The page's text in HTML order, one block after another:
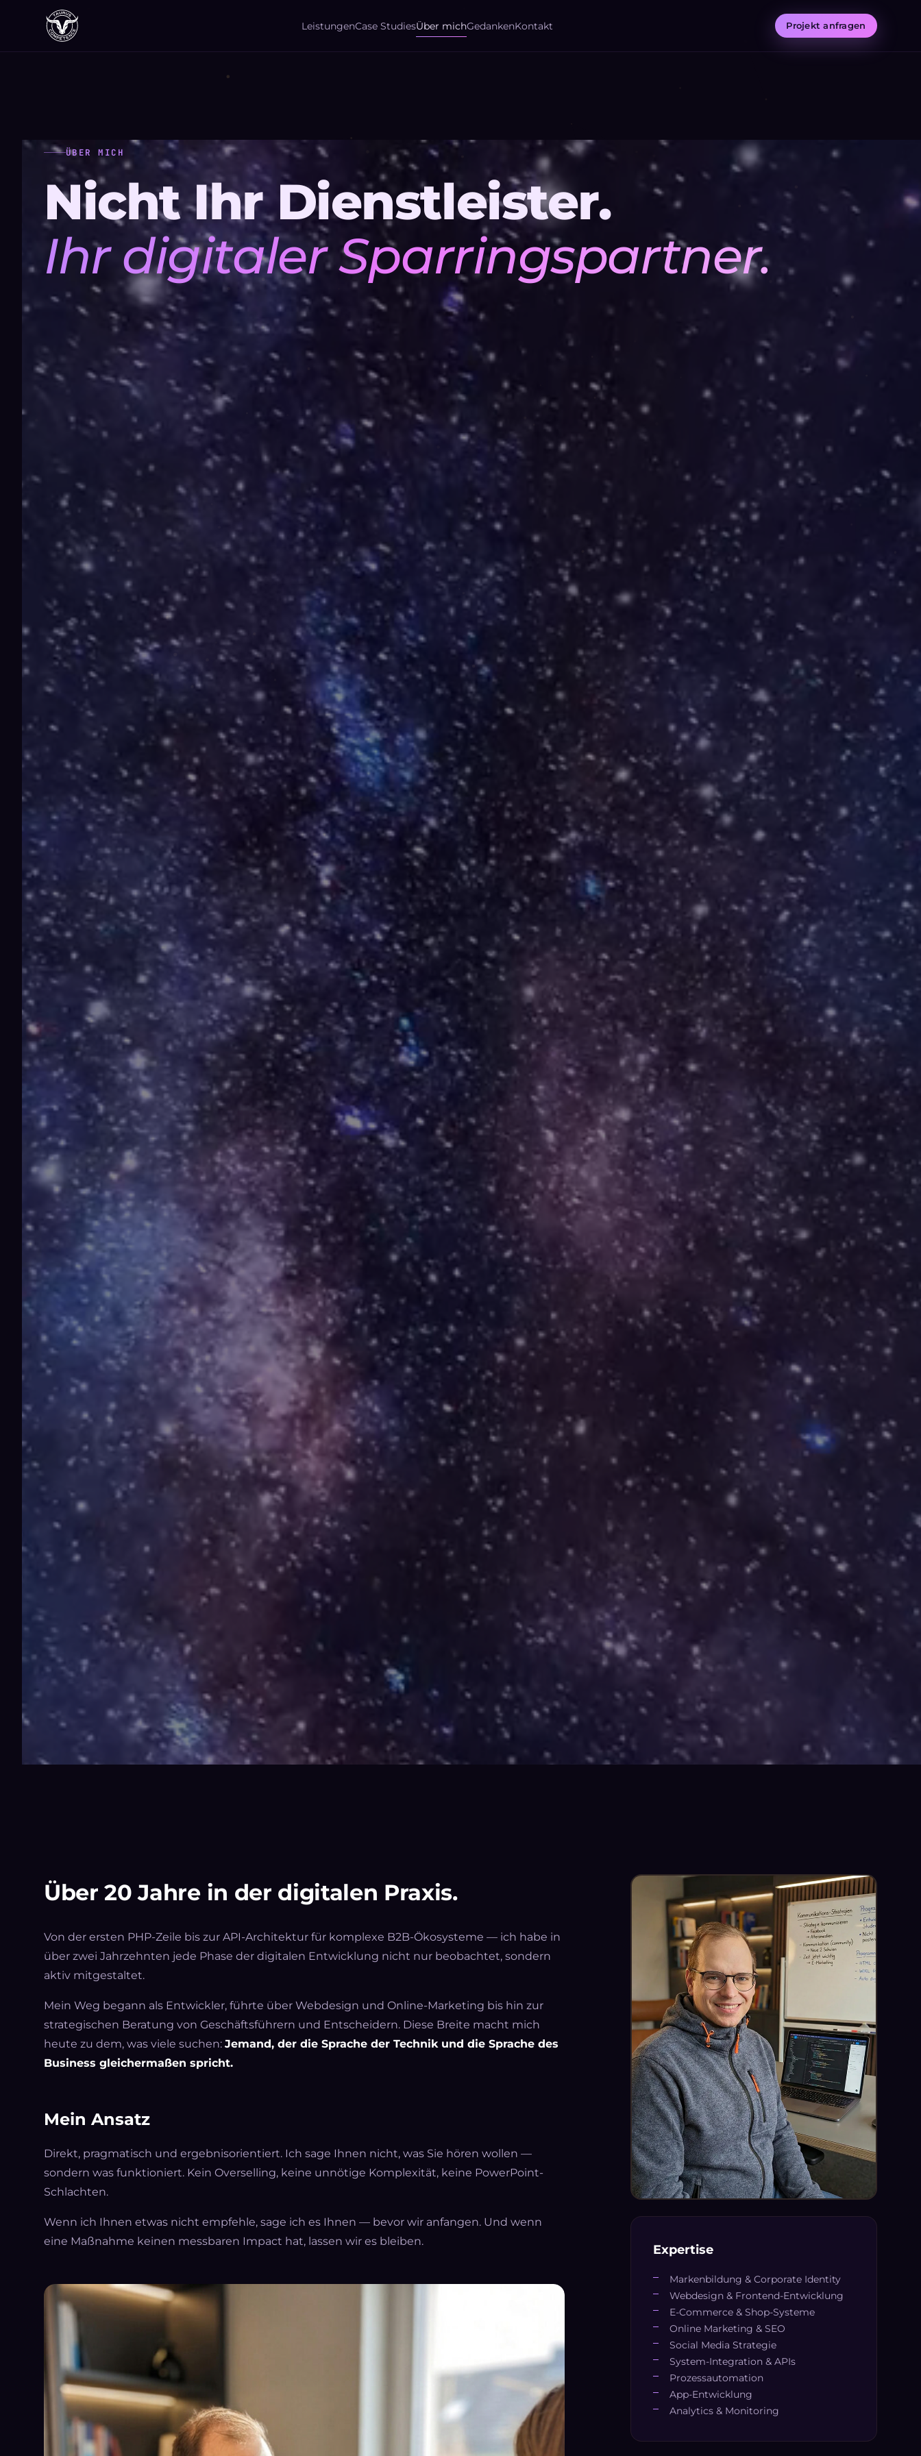
LeistungenCase StudiesÜber michGedankenKontakt Projekt anfragen
ÜBER MICH
Nicht Ihr Dienstleister.
Ihr digitaler Sparringspartner.
Über 20 Jahre in der digitalen Praxis.
Von der ersten PHP-Zeile bis zur API-Architektur für komplexe B2B-Ökosysteme — ich habe in
über zwei Jahrzehnten jede Phase der digitalen Entwicklung nicht nur beobachtet, sondern
aktiv mitgestaltet.
Mein Weg begann als Entwickler, führte über Webdesign und Online-Marketing bis hin zur
strategischen Beratung von Geschäftsführern und Entscheidern. Diese Breite macht mich
heute zu dem, was viele suchen: Jemand, der die Sprache der Technik und die Sprache des
Business gleichermaßen spricht.
Mein Ansatz
Direkt, pragmatisch und ergebnisorientiert. Ich sage Ihnen nicht, was Sie hören wollen —
sondern was funktioniert. Kein Overselling, keine unnötige Komplexität, keine PowerPoint-
Schlachten.
Wenn ich Ihnen etwas nicht empfehle, sage ich es Ihnen — bevor wir anfangen. Und wenn
eine Maßnahme keinen messbaren Impact hat, lassen wir es bleiben.
Expertise
Markenbildung & Corporate Identity
Webdesign & Frontend-Entwicklung
E-Commerce & Shop-Systeme
Online Marketing & SEO
Social Media Strategie
System-Integration & APIs
Prozessautomation
App-Entwicklung
Analytics & Monitoring